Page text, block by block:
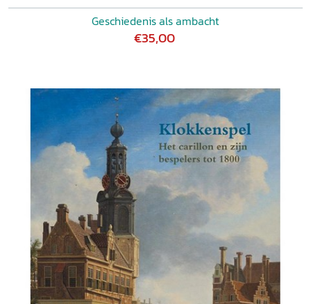
Geschiedenis als ambacht
€35,00